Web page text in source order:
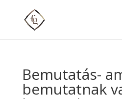
Bemutatás-
bemutatnak